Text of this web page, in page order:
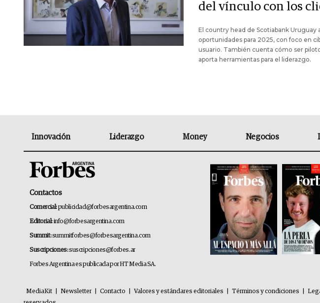
del vínculo con los
El country head de Scotiabank Uruguay
oportunidades para 2025, con foco en
usuario. También cuenta cómo ser
aporta herramientas para el liderazgo.
Innovación Liderazgo Money Negocios
Contactos
Comercial:publicidad@forbesargentina.com
Editorial:info@forbesargentina.com
Summit:summitforbes@forbesargentina.com
Suscripciones:suscripciones@forbes.ar
Forbes Argentina es publicada por HT Media SA.
MediaKit Newsletter Contacto Valores y estándares editoriales Términos y condiciones